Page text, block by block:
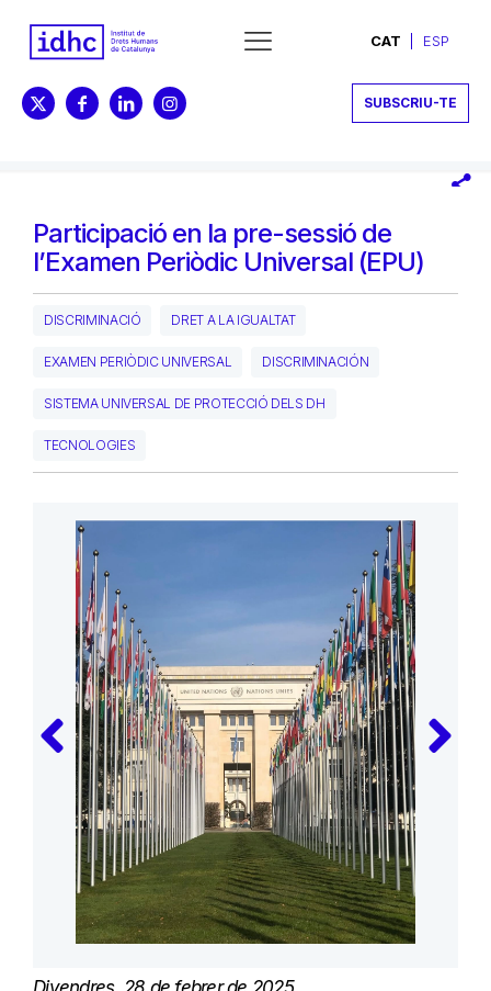
CAT ESP
SUBSCRIU-TE
Participació en la pre-sessió de
l’Examen Periòdic Universal (EPU)
DISCRIMINACIÓ DRET A LA IGUALTAT
EXAMEN PERIÒDIC UNIVERSAL DISCRIMINACIÓN
SISTEMA UNIVERSAL DE PROTECCIÓ DELS DH
TECNOLOGIES